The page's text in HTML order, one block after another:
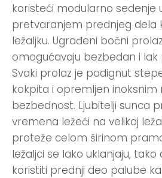
koristeći modularno sedenje
pretvaranjem prednjeg dela
ležaljku. Ugrađeni bočni
omogućavaju bezbedan i
Svaki prolaz je podignut
kokpita i opremljen inoksnim
bezbednost. Ljubitelji sunca
vremena ležeći na velikoj
proteže celom širinom
ležaljci se lako uklanjaju,
koristiti prednji deo palube